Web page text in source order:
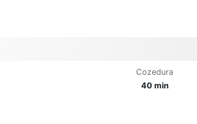
Cozedura
40 min